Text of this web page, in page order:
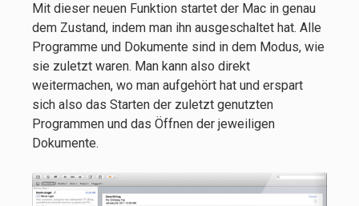
Mit dieser neuen Funktion startet der Mac in genau
dem Zustand, indem man ihn ausgeschaltet hat. Alle
Programme und Dokumente sind in dem Modus, wie
sie zuletzt waren. Man kann also direkt
weitermachen, wo man aufgehört hat und erspart
sich also das Starten der zuletzt genutzten
Programmen und das Öffnen der jeweiligen
Dokumente.